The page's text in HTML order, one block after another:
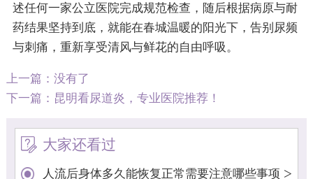
述任何一家公立医院完成规范检查，随后根据病原与耐
药结果坚持到底，就能在春城温暖的阳光下，告别尿频
与刺痛，重新享受清风与鲜花的自由呼吸。
上一篇：没有了
下一篇： 昆明看尿道炎，专业医院推荐！
大家还看过
人流后身体多久能恢复正常需要注意哪些事项 >